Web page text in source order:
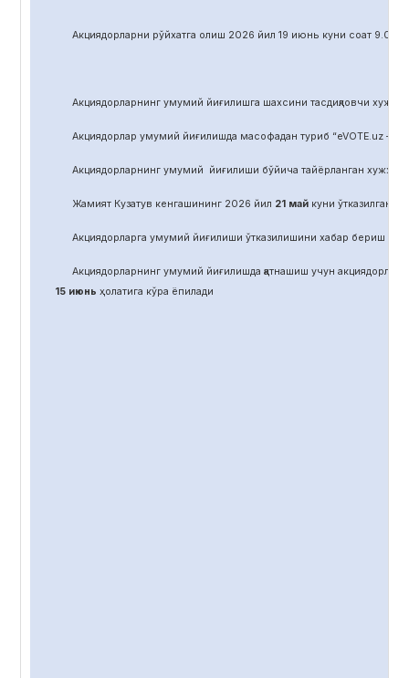
Акциядорларни рўйхатга олиш 2026 йил 19 июнь куни соат 9.00
Акциядорларнинг умумий йиғилишга шахсини тасдиқловчи
Акциядорлар умумий йиғилишда масофадан туриб “eVOTE.uz –
Акциядорларнинг умумий йиғилиши бўйича тайёрланган
Жамият Кузатув кенгашининг 2026 йил 21 майкуни ўтказилган
Акциядорларга умумий йиғилиши ўтказилишини хабар бериш
Акциядорларнинг умумий йиғилишда қатнашиш учун акциядорлар
15 июнь ҳолатига кўра ёпилади